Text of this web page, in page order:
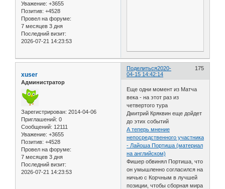
Уважение: +3655
Позитив: +4528
Провел на форуме:
7 месяцев 3 дня
Последний визит:
2026-07-21 14:23:53
Поделиться 175
2020-
04-15 14:42:14
xuser
Администратор
Зарегистрирован: 2014-04-06
Приглашений: 0
Сообщений: 12111
Уважение: +3655
Позитив: +4528
Провел на форуме:
7 месяцев 3 дня
Последний визит:
2026-07-21 14:23:53
Еще одни момент из Матча
века - на этот раз из
четвертого тура
Дмитрий Кряквин еще дойдет
до этих событий
А теперь мнение
непосредственного участника
- Лайоша Портиша (материал
на английском)
Фишер обвинял Портиша, что
он умышленно согласился на
ничью с Корчным в лучшей
позиции, чтобы сборная мира